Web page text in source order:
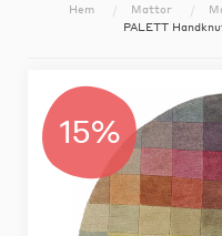
Hem Mattor
PALETT
15%